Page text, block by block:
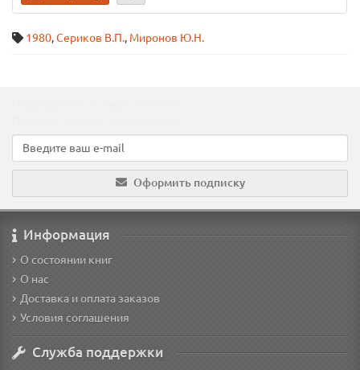
1980,Сериков В.П., Миронов Ю.Н.
Оформить подписку
Информация
О состоянии книг
О нас
Доставка и оплата заказов
Условия соглашения
Служба поддержки